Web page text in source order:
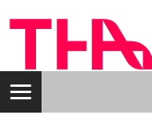
Inhalt
Navigation: